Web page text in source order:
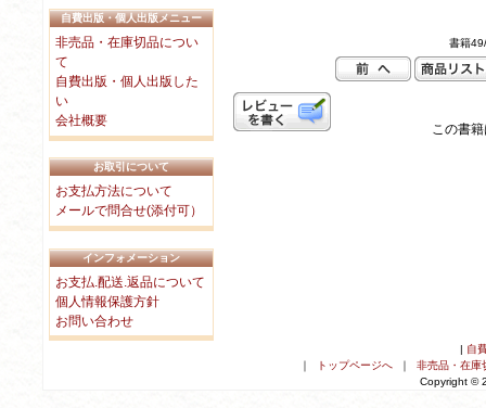
自費出版・個人出版メニュー
非売品・在庫切品につい
て
自費出版・個人出版した
い
会社概要
お取引について
お支払方法について
メールで問合せ(添付可）
インフォメーション
お支払.配送.返品について
個人情報保護方針
お問い合わせ
書籍
この書
自
トップページへ｜ 非売品・在庫
Copyright ©